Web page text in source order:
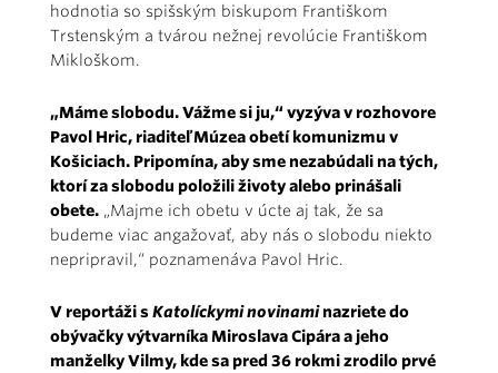
hodnotia so spišským biskupom Františkom
Trstenským a tvárou nežnej revolúcie Františkom
Mikloškom.
„Máme slobodu. Vážme si ju,“ vyzýva v rozhovore
Pavol Hric, riaditeľ Múzea obetí komunizmu v
Košiciach. Pripomína, aby sme nezabúdali na tých,
ktorí za slobodu položili životy alebo prinášali
obete. „Majme ich obetu v úcte aj tak, že sa
budeme viac angažovať, aby nás o slobodu niekto
nepripravil,“ poznamenáva Pavol Hric.
V reportáži sKatolíckymi novinaminazriete do
obývačky výtvarníka Miroslava Cipára a jeho
manželky Vilmy, kde sa pred 36 rokmi zrodilo prvé